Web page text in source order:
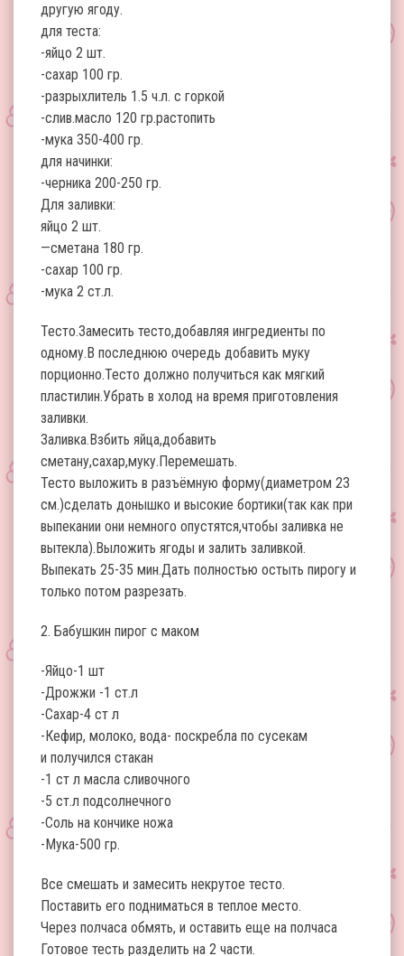
другую ягоду.
для теста:
-яйцо 2 шт.
-сахар 100 гр.
-разрыхлитель 1.5 ч.л. с горкой
-слив.масло 120 гр.растопить
-мука 350-400 гр.
для начинки:
-черника 200-250 гр.
Для заливки:
яйцо 2 шт.
—сметана 180 гр.
-сахар 100 гр.
-мука 2 ст.л.
Тесто.Замесить тесто,добавляя ингредиенты по
одному.В последнюю очередь добавить муку
порционно.Тесто должно получиться как мягкий
пластилин.Убрать в холод на время приготовления
заливки.
Заливка.Взбить яйца,добавить
сметану,сахар,муку.Перемешать.
Тесто выложить в разъёмную форму(диаметром 23
см.)сделать донышко и высокие бортики(так как при
выпекании они немного опустятся,чтобы заливка не
вытекла).Выложить ягоды и залить заливкой.
Выпекать 25-35 мин.Дать полностью остыть пирогу и
только потом разрезать.
2. Бабушкин пирог с маком
-Яйцо-1 шт
-Дрожжи -1 ст.л
-Сахар-4 ст л
-Кефир, молоко, вода- поскребла по сусекам
и получился стакан
-1 ст л масла сливочного
-5 ст.л подсолнечного
-Соль на кончике ножа
-Мука-500 гр.
Все смешать и замесить некрутое тесто.
Поставить его подниматься в теплое место.
Через полчаса обмять, и оставить еще на полчаса
Готовое тесть разделить на 2 части.